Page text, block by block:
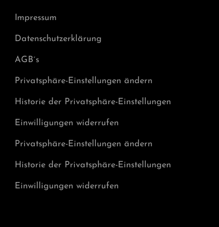
Impressum
Datenschutzerklärung
AGB´s
Privatsphäre-Einstellungen ändern
Historie der Privatsphäre-Einstellungen
Einwilligungen widerrufen
Privatsphäre-Einstellungen ändern
Historie der Privatsphäre-Einstellungen
Einwilligungen widerrufen